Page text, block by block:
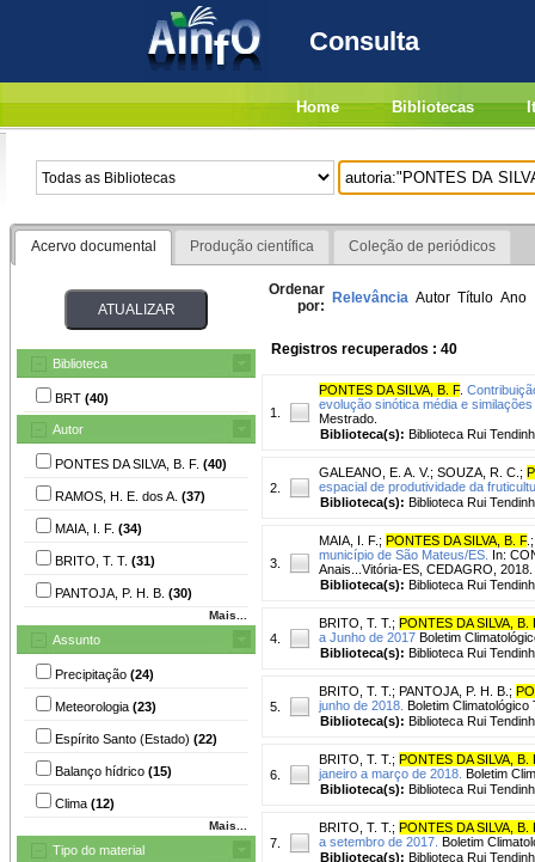
Consulta
Home Bibliotecas
Acervo documental Produção científica Coleção de periódicos
Biblioteca
BRT (40)
Autor
PONTES DA SILVA, B. F. (40)
RAMOS, H. E. dos A. (37)
MAIA, I. F. (34)
BRITO, T. T. (31)
PANTOJA, P. H. B. (30)
Mais...
Assunto
Precipitação (24)
Meteorologia (23)
Espírito Santo (Estado) (22)
Balanço hídrico (15)
Clima (12)
Mais...
Tipo do material
Ordenar
por: Relevância Autor Título Ano
Registros recuperados : 40
1.
PONTES DA SILVA, B. F.
evolução sinótica média e
Mestrado.
Biblioteca(s): Biblioteca Rui
2.
GALEANO, E. A. V.; SOUZA, R. C. ;
espacial de produtividade da
Biblioteca(s): Biblioteca Rui
3.
MAIA, I. F. ; PONTES DA SILVA, B. F.
município de São Mateus/ES. In:
Anais...Vitória-ES, CEDAGRO, 2018.
Biblioteca(s): Biblioteca Rui
4.
BRITO, T. T. ; PONTES DA SILVA, B.
a Junho de 2017 Boletim
Biblioteca(s): Biblioteca Rui
5.
BRITO, T. T. ; PANTOJA, P. H. B. ;
junho de 2018. Boletim
Biblioteca(s): Biblioteca Rui
6.
BRITO, T. T. ; PONTES DA SILVA, B.
janeiro a março de 2018. Boletim
Biblioteca(s): Biblioteca Rui
7.
BRITO, T. T. ; PONTES DA SILVA, B.
a setembro de 2017. Boletim
Biblioteca(s): Biblioteca Rui